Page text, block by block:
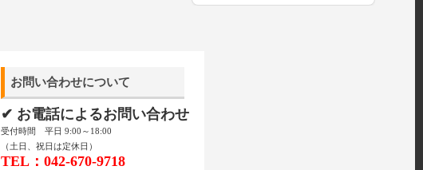
お問い合わせについて
✔ お電話によるお問い合わせ
受付時間 平日 9:00～18:00
（土日、祝日は定休日）
TEL：042-670-9718